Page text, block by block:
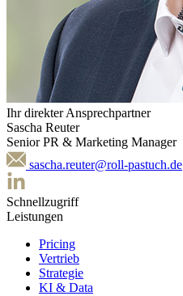
Ihr direkter Ansprechpartner
Sascha Reuter
Senior PR & Marketing Manager
sascha.reuter@roll-pastuch.de
Schnellzugriff
Leistungen
Pricing
Vertrieb
Strategie
KI & Data